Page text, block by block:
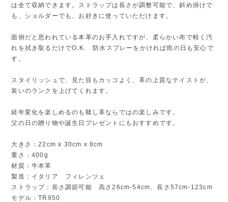
は全て収納できます。ストラップは長さが調整可能で、斜め掛けで
も、ショルダーでも、お好きに使っていただけます。
面倒だと思われている本革のお手入れですが、柔らかい布で軽く汚
れを拭き取るだけでO.K. 防水スプレーをかければ雨の日も安心で
す。
スタイリッシュで、見た目もカッコよく、革の上質なテイストが、
装いのランクを上げてくれます。
経年変化を楽しめるのも鞣し革ならではの楽しみです。
父の日の贈り物や誕生日プレゼントにもおすすめです。
大きさ：22cm x 30cm x 8cm
重さ：400g
材質：牛本革
製造：イタリア フィレンツェ
ストラップ：長さ調節可能 高さ26cm-54cm、長さ57cm-123cm
モデル：TR950